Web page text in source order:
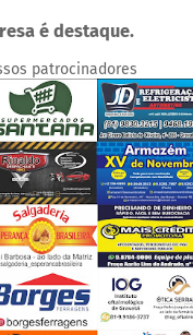
é destaque.
patrocinadores